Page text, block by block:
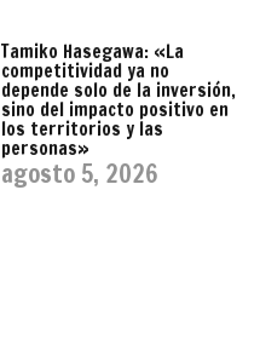
Tamiko Hasegawa: «La
competitividad ya no
depende solo de la inversión,
sino del impacto positivo en
los territorios y las
personas»
agosto 5, 2026